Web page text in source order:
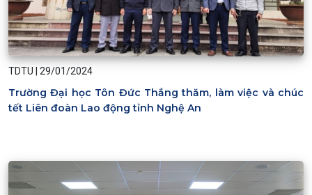
TDTU 29/01/2024
Trường Đại học Tôn Đức Thắng thăm, làm việc và chúc
tết Liên đoàn Lao động tỉnh Nghệ An